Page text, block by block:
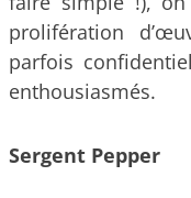
prolifération
parfois
enthousiasmés.
Sergent Pepper